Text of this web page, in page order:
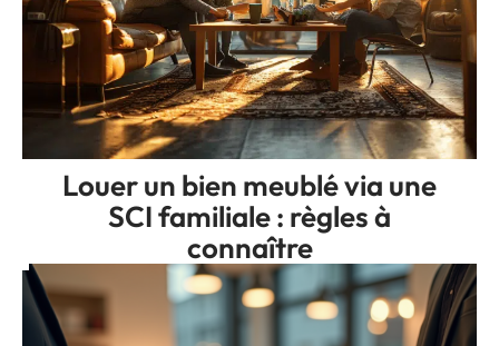
Louer un bien meublé via une
SCI familiale : règles à
connaître